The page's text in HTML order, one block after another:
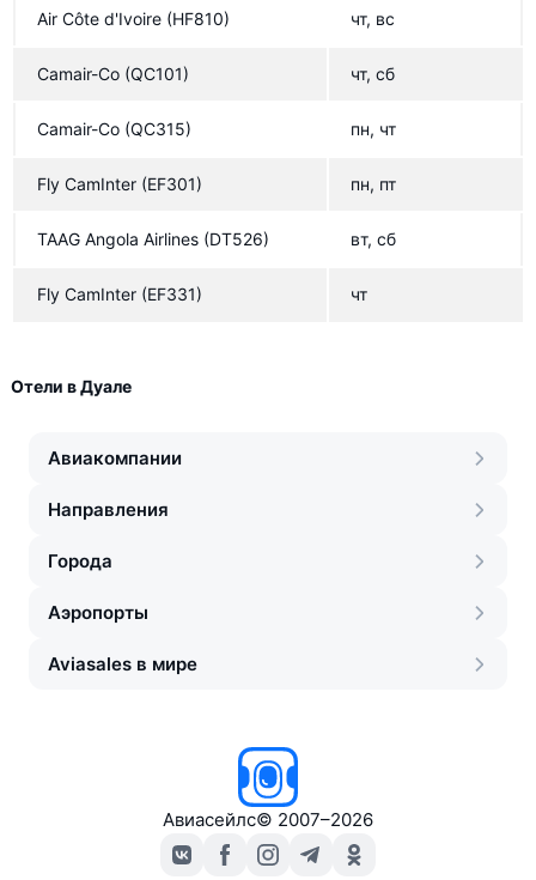
Air Côte d'Ivoire (HF810) чт, вс
Camair-Co (QC101) чт, сб
Camair-Co (QC315) пн, чт
Fly CamInter (EF301) пн, пт
TAAG Angola Airlines (DT526) вт, сб
Fly CamInter (EF331) чт
Отели в Дуале
Авиакомпании
Направления
Города
Аэропорты
Aviasales в мире
Авиасейлс© 2007–2026